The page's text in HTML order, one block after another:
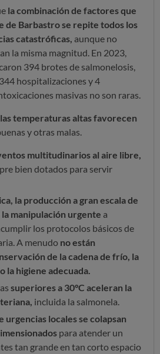
la combinación de factores que
de Barbastro se repite todos los
catastróficas, aunque no
la misma magnitud. En 2023,
394 brotes de salmonelosis,
hospitalizaciones y 4
masivas no son raras.
temperaturas altas favorecen
y otras malas.
multitudinarios al aire libre,
bien dotados para servir
la producción a gran escala de
manipulación urgente a
los protocolos básicos de
A menudo no están
de la cadena de frío, la
la higiene adecuada.
superiores a 30°C aceleran la
incluida la salmonela.
urgencias locales se colapsan
para atender un
tan grande en tan corto espacio